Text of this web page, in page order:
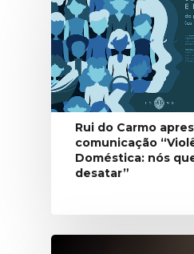
Rui do Carmo
comunicação
Doméstica: nós
desatar”